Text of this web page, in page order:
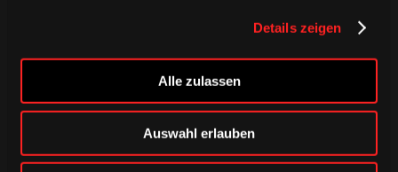
Details zeigen
Alle zulassen
Auswahl erlauben
Trainingsauftakt am Sonntag im